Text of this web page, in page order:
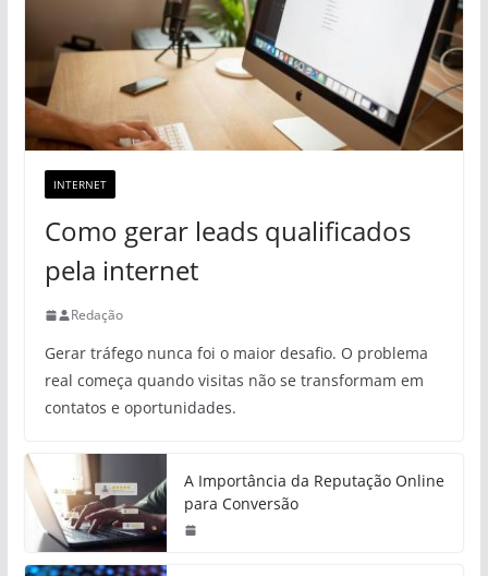
INTERNET
Como gerar leads qualificados
pela internet
Redação
Gerar tráfego nunca foi o maior desafio. O problema
real começa quando visitas não se transformam em
contatos e oportunidades.
A Importância da Reputação Online
para Conversão